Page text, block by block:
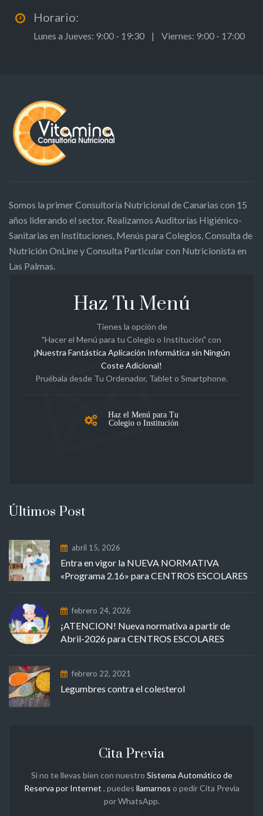
Horario:
Lunes a Jueves: 9:00 - 19:30 | Viernes: 9:00 - 17:00
Somos la primer Consultoría Nutricional de Canarias con 15
años liderando el sector. Realizamos Auditorías Higiénico-
Sanitarias en Instituciones, Menús para Colegios, Consulta de
Nutrición OnLine y Consulta Particular con Nutricionista en
Las Palmas.
Haz Tu Menú
Tienes la opción de
"Hacer el Menú para tu Colegio o Institución" con
¡Nuestra Fantástica Aplicación Informática sin Ningún
Coste Adicional!
Pruébala desde Tu Ordenador, Tablet o Smartphone.
Haz el Menú para Tu
Colegio o Institución
Últimos Post
abril 15, 2026
Entra en vigor la NUEVA NORMATIVA
«Programa 2.16» para CENTROS ESCOLARES
febrero 24, 2026
¡ATENCION! Nueva normativa a partir de
Abril-2026 para CENTROS ESCOLARES
febrero 22, 2021
Legumbres contra el colesterol
Cita Previa
Si no te llevas bien con nuestro Sistema Automático de
Reserva por Internet , puedes llamarnos o pedir Cita Previa
por WhatsApp.